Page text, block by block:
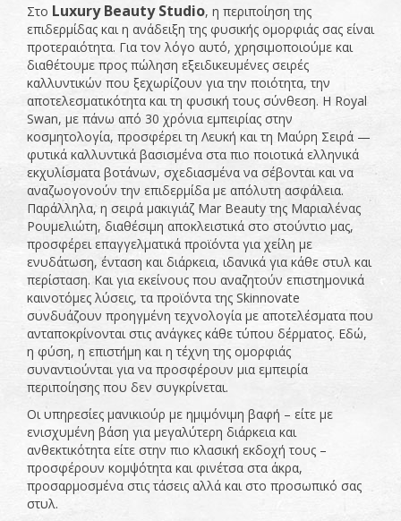
Στο Luxury Beauty Studio, η περιποίηση της
επιδερμίδας και η ανάδειξη της φυσικής ομορφιάς σας είναι
προτεραιότητα. Για τον λόγο αυτό, χρησιμοποιούμε και
διαθέτουμε προς πώληση εξειδικευμένες σειρές
καλλυντικών που ξεχωρίζουν για την ποιότητα, την
αποτελεσματικότητα και τη φυσική τους σύνθεση. Η Royal
Swan, με πάνω από 30 χρόνια εμπειρίας στην
κοσμητολογία, προσφέρει τη Λευκή και τη Μαύρη Σειρά —
φυτικά καλλυντικά βασισμένα στα πιο ποιοτικά ελληνικά
εκχυλίσματα βοτάνων, σχεδιασμένα να σέβονται και να
αναζωογονούν την επιδερμίδα με απόλυτη ασφάλεια.
Παράλληλα, η σειρά μακιγιάζ Mar Beauty της Μαριαλένας
Ρουμελιώτη, διαθέσιμη αποκλειστικά στο στούντιο μας,
προσφέρει επαγγελματικά προϊόντα για χείλη με
ενυδάτωση, ένταση και διάρκεια, ιδανικά για κάθε στυλ και
περίσταση. Και για εκείνους που αναζητούν επιστημονικά
καινοτόμες λύσεις, τα προϊόντα της Skinnovate
συνδυάζουν προηγμένη τεχνολογία με αποτελέσματα που
ανταποκρίνονται στις ανάγκες κάθε τύπου δέρματος. Εδώ,
η φύση, η επιστήμη και η τέχνη της ομορφιάς
συναντιούνται για να προσφέρουν μια εμπειρία
περιποίησης που δεν συγκρίνεται.
Οι υπηρεσίες μανικιούρ με ημιμόνιμη βαφή – είτε με
ενισχυμένη βάση για μεγαλύτερη διάρκεια και
ανθεκτικότητα είτε στην πιο κλασική εκδοχή τους –
προσφέρουν κομψότητα και φινέτσα στα άκρα,
προσαρμοσμένα στις τάσεις αλλά και στο προσωπικό σας
στυλ.